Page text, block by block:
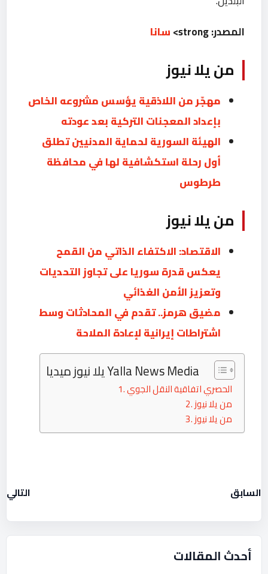
المصدر: strong>
سانا
من يلا نيوز
مهجّر من اللاذقية يؤسس مشروعه الخاص
بإعداد المعجنات التركية بعد عودته
الهيئة السورية لحماية المدنيين تطلق
أول رحلة استكشافية لها في محافظة
طرطوس
من يلا نيوز
الاقتصاد: الاكتفاء الذاتي من القمح
يعكس قدرة سوريا على تجاوز التحديات
‏وتعزيز الأمن الغذائي
مضيق هرمز.. تقدم في المحادثات وسط
اشتراطات إيرانية لإعادة الملاحة
يلا نيوز ميديا Yalla News Media
الحصري اتفاقية النقل الجوي
من يلا نيوز
من يلا نيوز
السابق التالي
أحدث المقالات